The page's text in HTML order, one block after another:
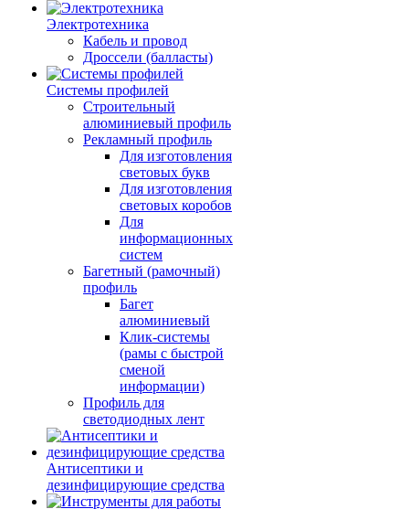
Электротехника
Кабель и провод
Дроссели (балласты)
Системы профилей
Строительный
алюминиевый профиль
Рекламный профиль
Для изготовления
световых букв
Для изготовления
световых коробов
Для
информационных
систем
Багетный (рамочный)
профиль
Багет
алюминиевый
Клик-системы
(рамы с быстрой
сменой
информации)
Профиль для
светодиодных лент
Антисептики и
дезинфицирующие средства